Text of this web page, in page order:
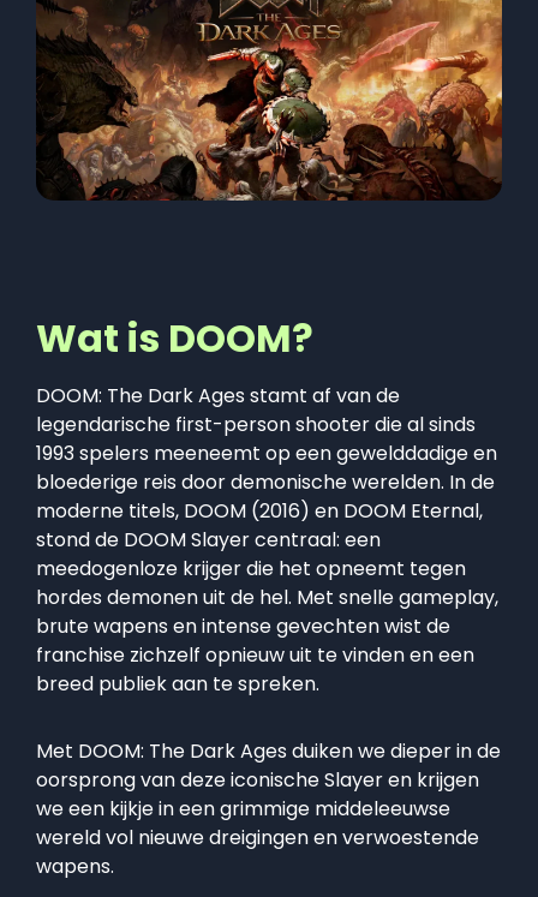
Wat is DOOM?
DOOM: The Dark Ages stamt af van de
legendarische first-person shooter die al sinds
1993 spelers meeneemt op een gewelddadige en
bloederige reis door demonische werelden. In de
moderne titels, DOOM (2016) en DOOM Eternal,
stond de DOOM Slayer centraal: een
meedogenloze krijger die het opneemt tegen
hordes demonen uit de hel. Met snelle gameplay,
brute wapens en intense gevechten wist de
franchise zichzelf opnieuw uit te vinden en een
breed publiek aan te spreken.
Met DOOM: The Dark Ages duiken we dieper in de
oorsprong van deze iconische Slayer en krijgen
we een kijkje in een grimmige middeleeuwse
wereld vol nieuwe dreigingen en verwoestende
wapens.